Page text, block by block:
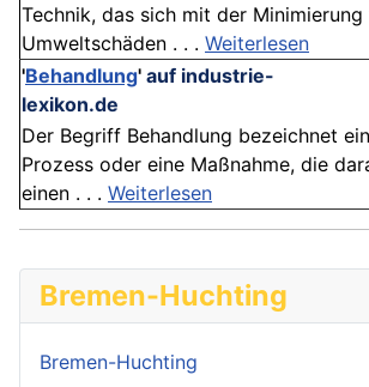
Technik, das sich mit der Minimierung
Umweltschäden . . . Weiterlesen
'Behandlung' auf industrie-
lexikon.de
Der Begriff Behandlung bezeichnet
Prozess oder eine Maßnahme, die
einen . . . Weiterlesen
Bremen-Huchting
Bremen-Huchting